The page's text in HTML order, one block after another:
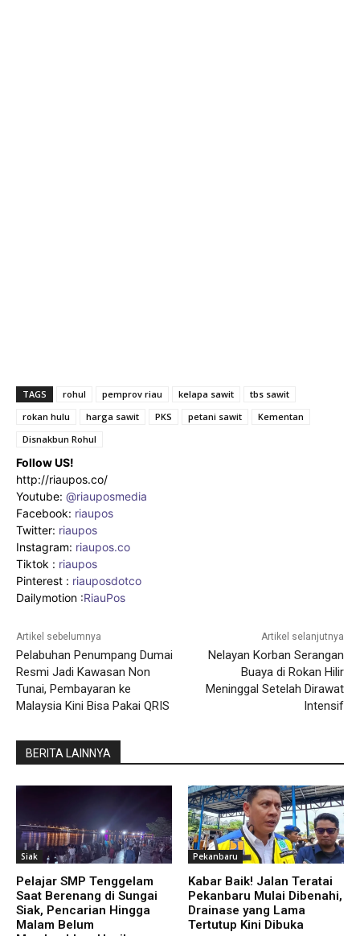
TAGS rohul pemprov riau kelapa sawit
tbs sawit
rokan hulu
harga sawit PKS petani sawit
Kementan
Disnakbun Rohul
Follow US!
http://riaupos.co/
Youtube: @riauposmedia
Facebook: riaupos
Twitter: riaupos
Instagram: riaupos.co
Tiktok : riaupos
Pinterest : riauposdotco
Dailymotion :RiauPos
Artikel sebelumnya
Pelabuhan Penumpang Dumai
Resmi Jadi Kawasan Non
Tunai, Pembayaran ke
Malaysia Kini Bisa Pakai QRIS
Artikel selanjutnya
Nelayan Korban Serangan
Buaya di Rokan Hilir
Meninggal Setelah Dirawat
Intensif
BERITA LAINNYA
Siak
Pelajar SMP Tenggelam
Saat Berenang di Sungai
Siak, Pencarian Hingga
Malam Belum
Pekanbaru
Kabar Baik! Jalan Teratai
Pekanbaru Mulai Dibenahi,
Drainase yang Lama
Tertutup Kini Dibuka